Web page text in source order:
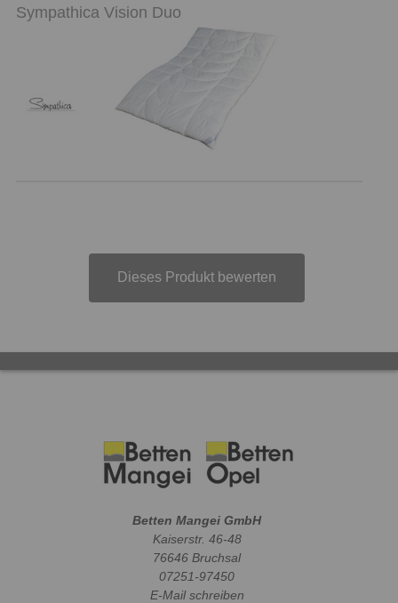
Sympathica Vision Duo
Dieses Produkt bewerten
Betten Mangei GmbH
Kaiserstr. 46-48
76646 Bruchsal
07251-97450
E-Mail schreiben